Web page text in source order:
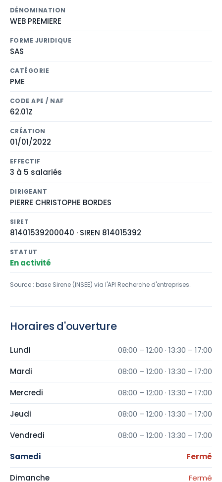
DÉNOMINATION
WEB PREMIERE
FORME JURIDIQUE
SAS
CATÉGORIE
PME
CODE APE / NAF
62.01Z
CRÉATION
01/01/2022
EFFECTIF
3 à 5 salariés
DIRIGEANT
PIERRE CHRISTOPHE BORDES
SIRET
81401539200040 · SIREN 814015392
STATUT
En activité
Source : base Sirene (INSEE) via l'API Recherche d'entreprises.
Horaires d'ouverture
Lundi 08:00 – 12:00 · 13:30 – 17:00
Mardi 08:00 – 12:00 · 13:30 – 17:00
Mercredi 08:00 – 12:00 · 13:30 – 17:00
Jeudi 08:00 – 12:00 · 13:30 – 17:00
Vendredi 08:00 – 12:00 · 13:30 – 17:00
Samedi Fermé
Dimanche Fermé